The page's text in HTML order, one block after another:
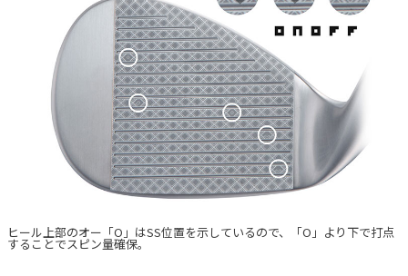
ヒール上部のオー「O」はSS位置を示しているので、「O」より下で打点
することでスピン量確保。